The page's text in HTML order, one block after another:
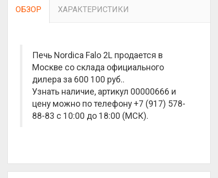
ОБЗОР ХАРАКТЕРИСТИКИ
Печь Nordica Falo 2L продается в
Москве со склада официального
дилера за 600 100 руб..
Узнать наличие, артикул 00000666 и
цену можно по телефону +7 (917) 578-
88-83 с 10:00 до 18:00 (МСК).